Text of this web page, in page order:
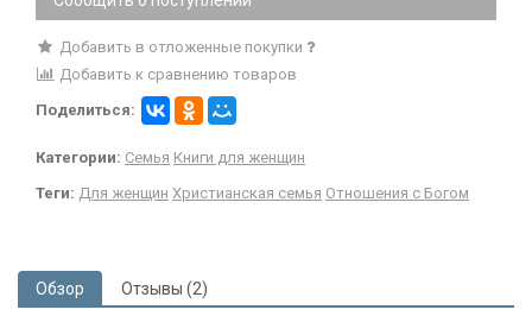
Добавить в отложенные покупки
Добавить к сравнению товаров
Поделиться:
Категории: Семья Книги для женщин
Теги: Для женщин Христианская семья Отношения с Богом
Обзор Отзывы (2)